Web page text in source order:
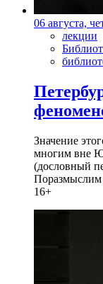
06 августа,
лекции
Значение
многим вне
(дословный
Поразмыслим
16+